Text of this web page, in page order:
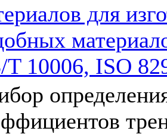
для
T 10006, ISO